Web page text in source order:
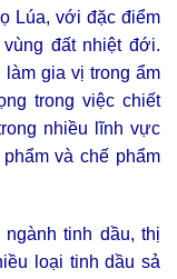
Lúa, với đặc điểm
đất nhiệt đới.
gia vị trong ẩm
trong việc chiết
nhiều lĩnh vực
và chế phẩm
tinh dầu, thị
loại tinh dầu sả